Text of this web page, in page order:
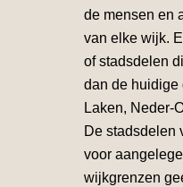
de mensen en
van elke wijk.
of stadsdelen
dan de huidige
Laken, Neder-
De stadsdelen
voor
wijkgrenzen